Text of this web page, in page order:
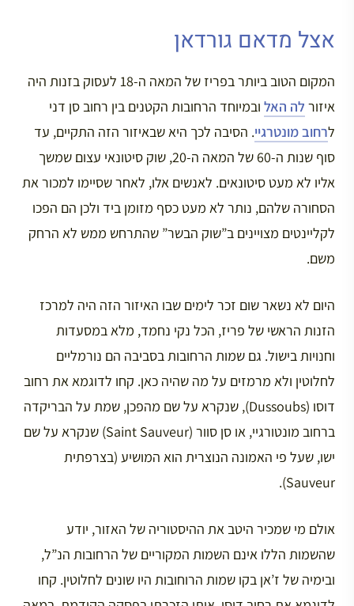
אצל מדאם גורדאן
המקום הטוב ביותר בפריז של המאה ה-18 לעסוק בזנות היה
איזור לה האל ובמיוחד הרחובות הקטנים בין רחוב סן דני
לרחוב מונטרגיי. הסיבה לכך היא שבאיזור הזה התקיים, עד
סוף שנות ה-60 של המאה ה-20, שוק סיטונאי עצום שמשך
אליו לא מעט סיטונאים. לאנשים אלו, לאחר שסיימו למכור את
הסחורה שלהם, נותר לא מעט כסף מזומן ביד ולכן הם הפכו
לקליינטים מצויינים ב”שוק הבשר” שהתרחש ממש לא הרחק
משם.
היום לא נשאר שום זכר לימים שבו האיזור הזה היה למרכז
הזנות הראשי של פריז, הכל נקי נחמד, מלא במסעדות
וחנויות בישול. גם שמות הרחובות בסביבה הם נורמליים
לחלוטין ולא מרמזים על מה שהיה כאן. קחו לדוגמא את רחוב
דוסו (Dussoubs), שנקרא על שם מהפכן, שמת על הבריקדה
ברחוב מונטורגיי, או סן סוור (Saint Sauveur) שנקרא על שם
ישו, שעל פי האמונה הנוצרית הוא המושיע (בצרפתית
Sauveur).
אולם מי שמכיר היטב את ההיסטוריה של האזור, יודע
שהשמות הללו אינם השמות המקוריים של הרחובות הנ”ל,
ובימיה של ז’אן בקו שמות הרוחובות היו שונים לחלוטין. קחו